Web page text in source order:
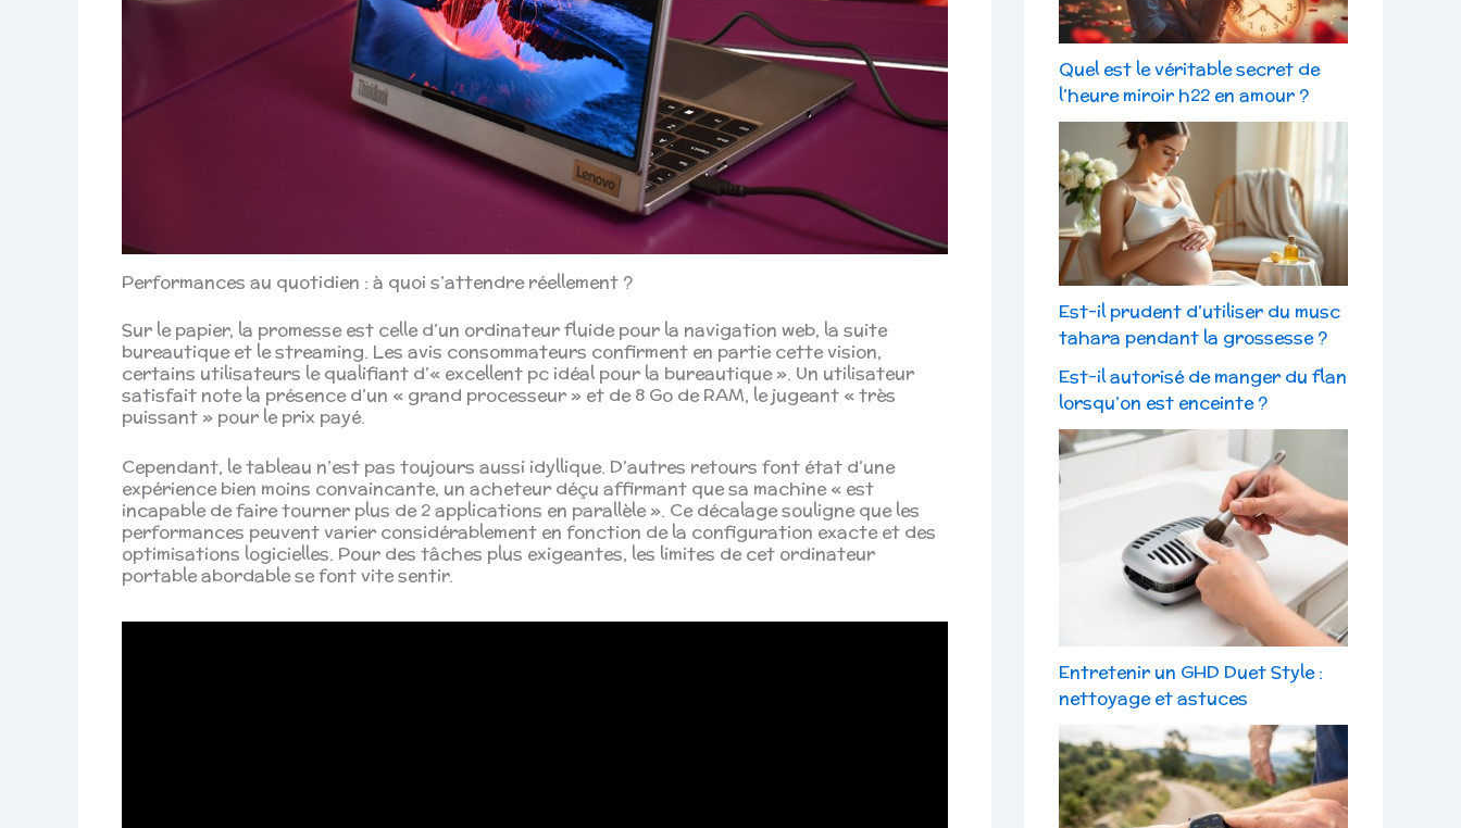
Performances au quotidien : à quoi s’attendre réellement ?
Sur le papier, la promesse est celle d’un ordinateur fluide pour la navigation web, la suite
bureautique et le streaming. Les avis consommateurs confirment en partie cette vision,
certains utilisateurs le qualifiant d’« excellent pc idéal pour la bureautique ». Un utilisateur
satisfait note la présence d’un « grand processeur » et de 8 Go de RAM, le jugeant « très
puissant » pour le prix payé.
Cependant, le tableau n’est pas toujours aussi idyllique. D’autres retours font état d’une
expérience bien moins convaincante, un acheteur déçu affirmant que sa machine « est
incapable de faire tourner plus de 2 applications en parallèle ». Ce décalage souligne que les
performances peuvent varier considérablement en fonction de la configuration exacte et des
optimisations logicielles. Pour des tâches plus exigeantes, les limites de cet ordinateur
portable abordable se font vite sentir.
Quel est le véritable secret de
l’heure miroir h22 en amour ?
Est-il prudent d’utiliser du musc
tahara pendant la grossesse ?
Est-il autorisé de manger du flan
lorsqu’on est enceinte ?
Entretenir un GHD Duet Style :
nettoyage et astuces